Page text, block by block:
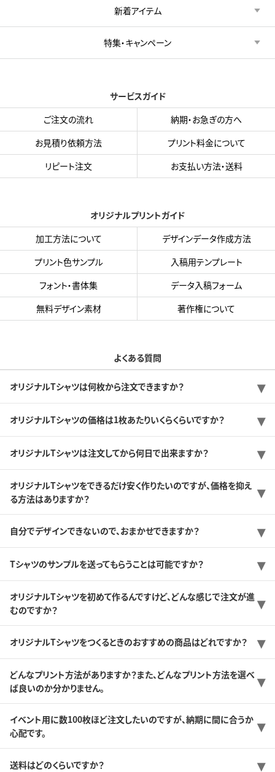
新着アイテム
特集・キャンペーン
サービスガイド
ご注文の流れ
納期・お急ぎの方へ
お見積り依頼方法
プリント料金について
リピート注文
お支払い方法・送料
オリジナルプリントガイド
加工方法について
デザインデータ作成方法
プリント色サンプル
入稿用テンプレート
フォント・書体集
データ入稿フォーム
無料デザイン素材
著作権について
よくある質問
オリジナルTシャツは何枚から注文できますか？
オリジナルTシャツの価格は1枚あたりいくらくらいですか？
オリジナルTシャツは注文してから何日で出来ますか？
オリジナルTシャツをできるだけ安く作りたいのですが、価格を抑え
る方法はありますか？
自分でデザインできないので、おまかせできますか？
Tシャツのサンプルを送ってもらうことは可能ですか？
オリジナルTシャツを初めて作るんですけど、どんな感じで注文が進
むのですか？
オリジナルTシャツをつくるときのおすすめの商品はどれですか？
どんなプリント方法がありますか？また、どんなプリント方法を選べ
ば良いのか分かりません。
イベント用に数100枚ほど注文したいのですが、納期に間に合うか
心配です。
送料はどのくらいですか？